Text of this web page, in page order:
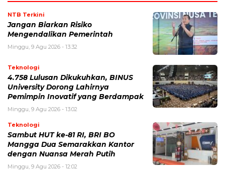
NTB Terkini
Jangan Biarkan Risiko
Mengendalikan Pemerintah
Minggu, 9 Agu 2026 - 13:32
Teknologi
4.758 Lulusan Dikukuhkan, BINUS
University Dorong Lahirnya
Pemimpin Inovatif yang Berdampak
Minggu, 9 Agu 2026 - 13:02
Teknologi
Sambut HUT ke-81 RI, BRI BO
Mangga Dua Semarakkan Kantor
dengan Nuansa Merah Putih
Minggu, 9 Agu 2026 - 12:02